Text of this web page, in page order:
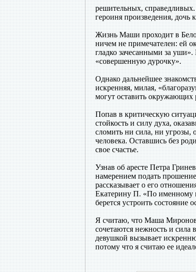
решительных,
героиня произведения, дочь
Жизнь Маши проходит в
ничем не примечателен: ей
гладко зачесанными за
«совершенную дурочку».
Однако дальнейшее
искренняя, милая,
могут оставить
Попав в критическую
стойкость и силу духа,
сломить ни сила, ни угрозы,
человека. Оставшись без
свое счастье.
Узнав об аресте Петра
намерением подать
рассказывает о его
Екатерину П. «По именному
берется устроить
Я считаю, что Маша
сочетаются нежность и сила
девушкой вызывает
потому что я считаю ее